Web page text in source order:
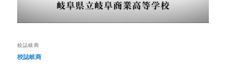
校誌岐商
校誌岐商